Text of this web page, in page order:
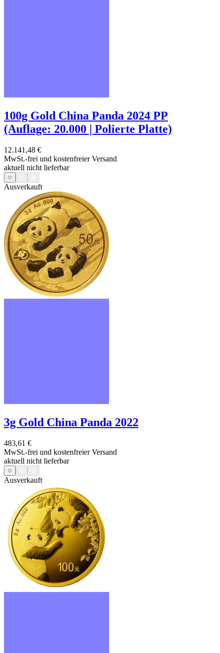
100g Gold China Panda 2024 PP
(Auflage: 20.000 | Polierte Platte)
12.141,48 €
MwSt.-frei und kostenfreier Versand
aktuell nicht lieferbar
Ausverkauft
3g Gold China Panda 2022
483,61 €
MwSt.-frei und kostenfreier Versand
aktuell nicht lieferbar
Ausverkauft